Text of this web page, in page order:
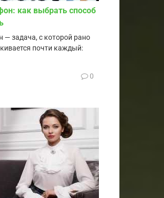
как выбрать способ
— задача, с которой рано
почти каждый:
0